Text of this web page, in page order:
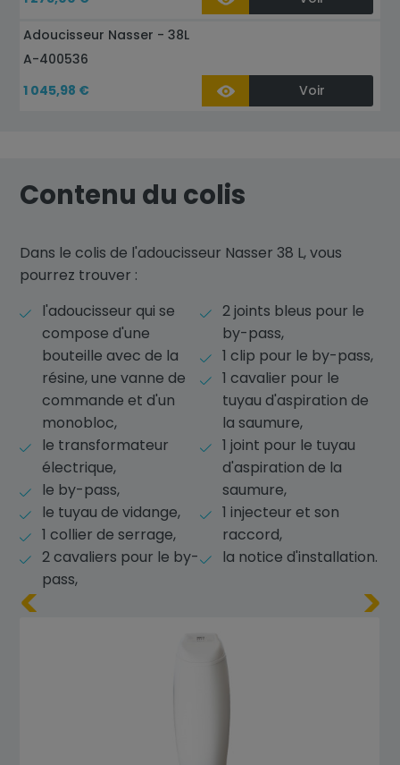
Adoucisseur Nasser - 38L
A-400536
1 045,98 €
Voir
Contenu du colis
Dans le colis de l'adoucisseur Nasser 38 L, vous
pourrez trouver :
l'adoucisseur qui se
compose d'une
bouteille avec de la
résine, une vanne de
commande et d'un
monobloc,
le transformateur
électrique,
le by-pass,
le tuyau de vidange,
1 collier de serrage,
2 cavaliers pour le by-
pass,
2 joints bleus pour le
by-pass,
1 clip pour le by-pass,
1 cavalier pour le
tuyau d'aspiration de
la saumure,
1 joint pour le tuyau
d'aspiration de la
saumure,
1 injecteur et son
raccord,
la notice d'installation.